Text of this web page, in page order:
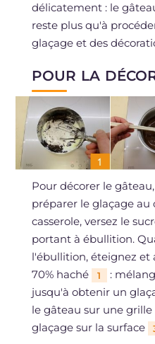
délicatement : le
reste plus qu'à
glaçage et des
POUR LA
Pour décorer le
préparer le glaçage au
casserole, versez le
portant à ébullition.
l'ébullition, éteignez et
70% haché
1
:
jusqu'à obtenir un
le gâteau sur une
glaçage sur la surface